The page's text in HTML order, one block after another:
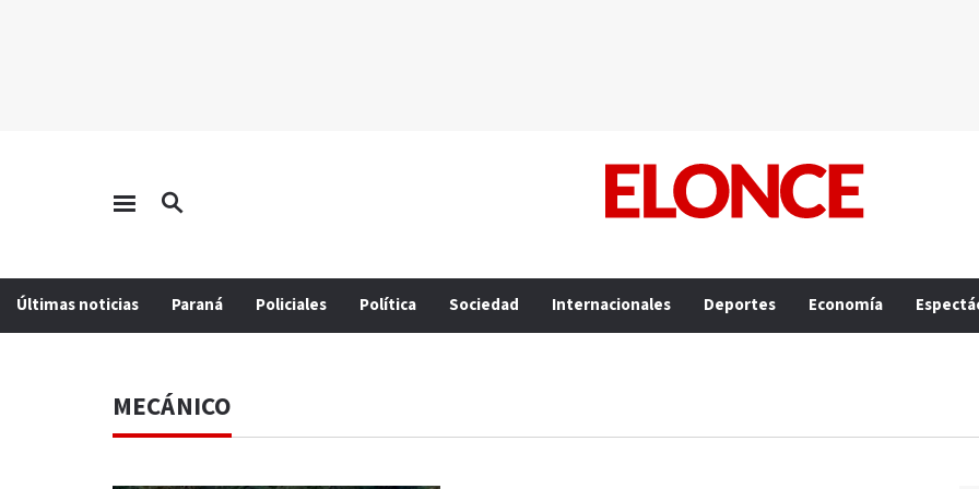
Últimas noticias Paraná Policiales Política Sociedad Internacionales Deportes Economía
MECÁNICO